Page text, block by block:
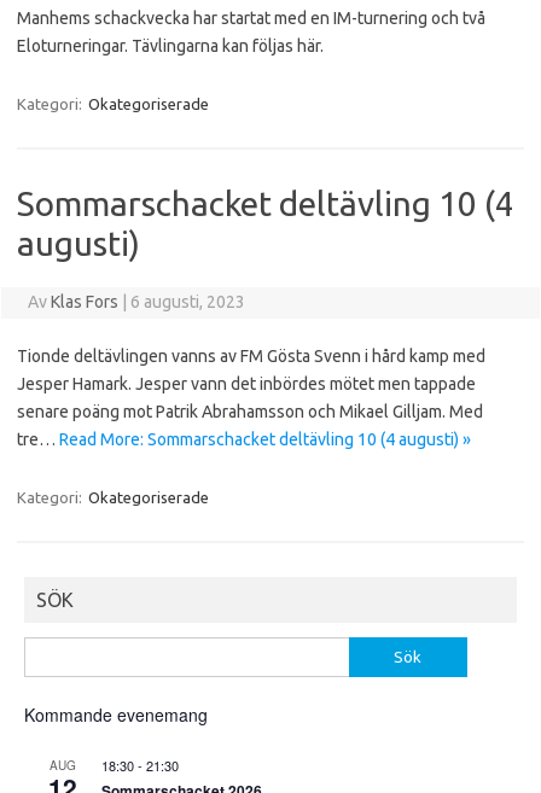
Manhems schackvecka har startat med en IM-turnering och två
Eloturneringar. Tävlingarna kan följas här.
Kategori: Okategoriserade
Sommarschacket deltävling 10 (4
augusti)
AvKlas Fors 6 augusti, 2023
Tionde deltävlingen vanns av FM Gösta Svenn i hård kamp med
Jesper Hamark. Jesper vann det inbördes mötet men tappade
senare poäng mot Patrik Abrahamsson och Mikael Gilljam. Med
tre… Read More: Sommarschacket deltävling 10 (4 augusti) »
Kategori: Okategoriserade
SÖK
efter:
Kommande evenemang
AUG 18:30- 21:30